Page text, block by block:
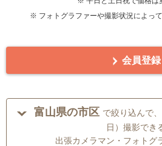
※ フォトグラファーや撮影状況によっ
会員登録
富山県の市区 で絞り込んで
日）撮影でき
出張カメラマン・フォトグ